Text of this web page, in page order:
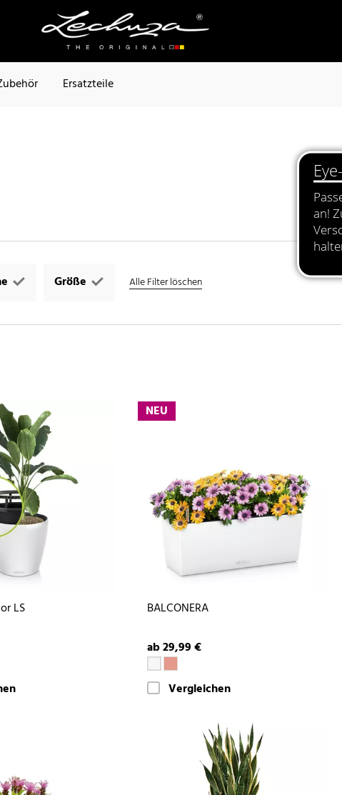
Ersatzteile
Suchen
Größe Alle Filter löschen
LS
NEU
BALCONERA
ab 29,99 €
Vergleichen